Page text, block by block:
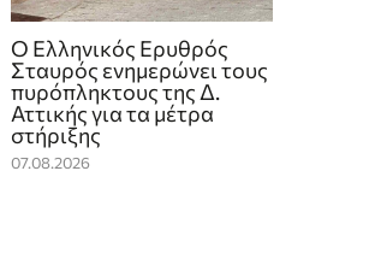
Ο Ελληνικός Ερυθρός
Σταυρός ενημερώνει τους
πυρόπληκτους της Δ.
Αττικής για τα μέτρα
στήριξης
07.08.2026